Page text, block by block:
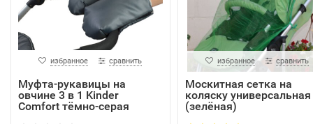
избранное сравнить
Муфта-рукавицы на
овчине 3 в 1 Kinder
Comfort тёмно-серая
избранное сравнить
Москитная сетка на
коляску универсальная
(зелёная)